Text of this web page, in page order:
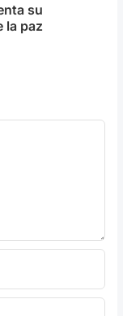
su
la paz